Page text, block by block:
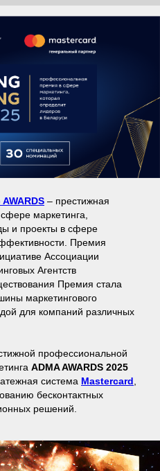
– престижная
маркетинга,
и проекты в сфере
Премия
Ассоциации
Агентств
Премия стала
маркетингового
для компаний различных
профессиональной
ADMA AWARDS 2025
система Mastercard,
бесконтактных
решений.